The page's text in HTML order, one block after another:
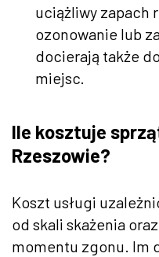
uciążliwy zapach
ozonowanie lub
docierają także
miejsc.
Ile kosztuje
Rzeszowie?
Koszt usługi
od skali skażenia
momentu zgonu. Im